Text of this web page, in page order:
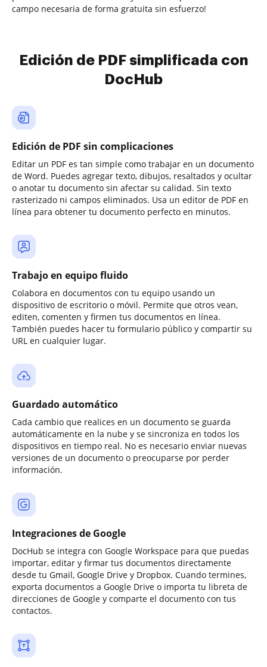
campo necesaria de forma gratuita sin esfuerzo!
Edición de PDF simplificada con
DocHub
Edición de PDF sin complicaciones
Editar un PDF es tan simple como trabajar en un documento
de Word. Puedes agregar texto, dibujos, resaltados y ocultar
o anotar tu documento sin afectar su calidad. Sin texto
rasterizado ni campos eliminados. Usa un editor de PDF en
línea para obtener tu documento perfecto en minutos.
Trabajo en equipo fluido
Colabora en documentos con tu equipo usando un
dispositivo de escritorio o móvil. Permite que otros vean,
editen, comenten y firmen tus documentos en línea.
También puedes hacer tu formulario público y compartir su
URL en cualquier lugar.
Guardado automático
Cada cambio que realices en un documento se guarda
automáticamente en la nube y se sincroniza en todos los
dispositivos en tiempo real. No es necesario enviar nuevas
versiones de un documento o preocuparse por perder
información.
Integraciones de Google
DocHub se integra con Google Workspace para que puedas
importar, editar y firmar tus documentos directamente
desde tu Gmail, Google Drive y Dropbox. Cuando termines,
exporta documentos a Google Drive o importa tu libreta de
direcciones de Google y comparte el documento con tus
contactos.